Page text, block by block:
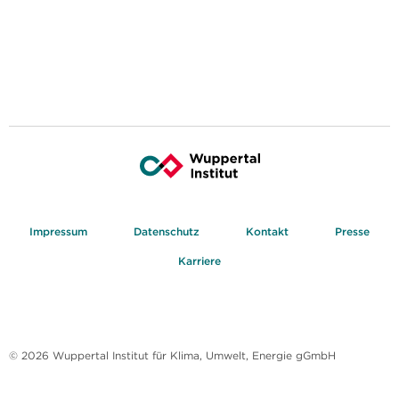
Impressum Datenschutz Kontakt Presse
Karriere
© 2026 Wuppertal Institut für Klima, Umwelt, Energie gGmbH